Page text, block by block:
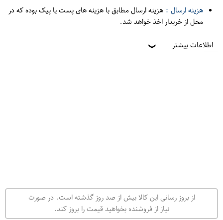
هزینه ارسال : هزینه ارسال مطابق با هزینه های پست یا پیک بوده که در
محل از خریدار اخذ خواهد شد.
اطلاعات بیشتر ❯
از بروز رسانی این کالا بیش از صد روز گذشته است. در صورت
نیاز از فروشنده بخواهید قیمت را بروز کند.